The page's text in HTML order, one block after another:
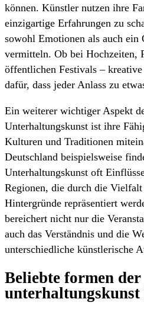
können. Künstler nutzen ihre
einzigartige Erfahrungen zu
sowohl Emotionen als auch ein
vermitteln. Ob bei Hochzeiten,
öffentlichen Festivals –
dafür, dass jeder Anlass zu
Ein weiterer wichtiger Aspekt
Unterhaltungskunst ist ihre
Kulturen und Traditionen
Deutschland beispielsweise
Unterhaltungskunst oft
Regionen, die durch die
Hintergründe repräsentiert
bereichert nicht nur die
auch das Verständnis und die
unterschiedliche künstlerische
Beliebte formen der